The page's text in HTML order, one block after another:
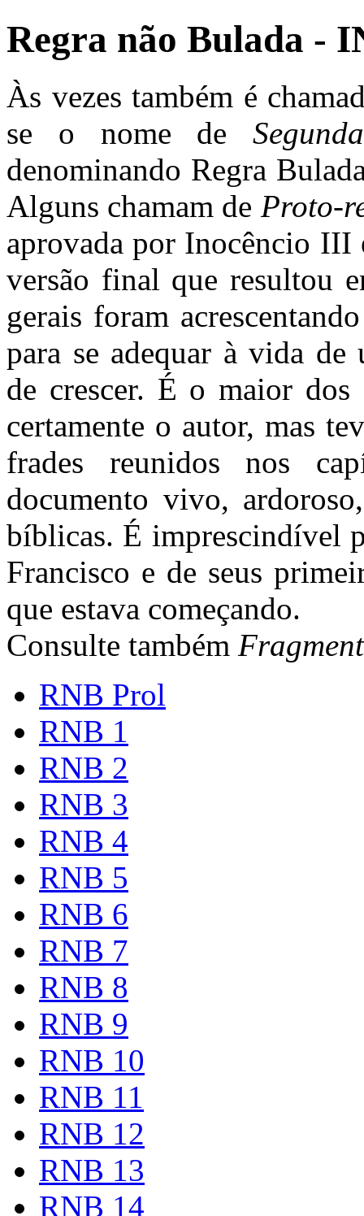
Regra não Bulada -
Às vezes também é
se o nome de
denominando Regra
Alguns chamam de Proto-
aprovada por Inocêncio III
versão final que resultou
gerais foram
para se adequar à vida de
de crescer. É o maior
certamente o autor, mas
frades reunidos nos
documento vivo,
bíblicas. É imprescindível
Francisco e de seus
que estava começando.
Consulte também
RNB Prol
RNB 1
RNB 2
RNB 3
RNB 4
RNB 5
RNB 6
RNB 7
RNB 8
RNB 9
RNB 10
RNB 11
RNB 12
RNB 13
RNB 14